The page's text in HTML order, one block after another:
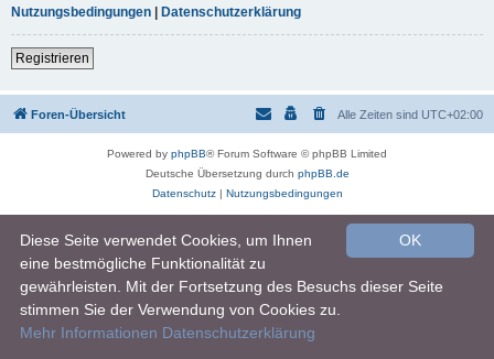
Nutzungsbedingungen | Datenschutzerklärung
Registrieren
Foren-Übersicht Alle Zeiten sind UTC+02:00
Powered by phpBB® Forum Software © phpBB Limited
Deutsche Übersetzung durch phpBB.de
Datenschutz| Nutzungsbedingungen
OK
Diese Seite verwendet Cookies, um Ihnen
eine bestmögliche Funktionalität zu
gewährleisten. Mit der Fortsetzung des Besuchs dieser Seite
stimmen Sie der Verwendung von Cookies zu.
Mehr Informationen Datenschutzerklärung